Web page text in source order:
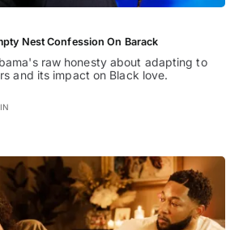
Nest Confession On Barack
raw honesty about adapting to
and its impact on Black love.